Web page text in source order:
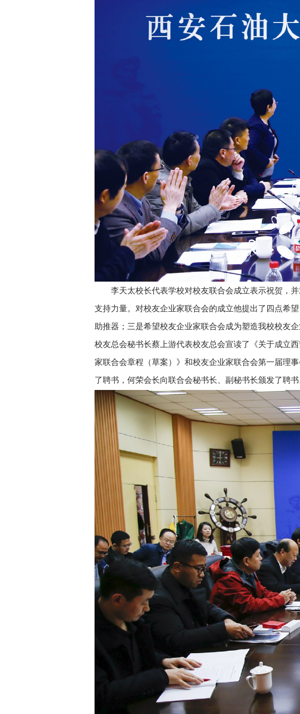
李天太校长代表学校对校友联合会成立表示祝贺，并
支持力量。对校友企业家联合会的成立他提出了四点希
助推器；三是希望校友企业家联合会成为塑造我校校友
校友总会秘书长蔡上游代表校友总会宣读了《关于成立
家联合会章程（草案）》和校友企业家联合会第一届理
了聘书，何荣会长向联合会秘书长、副秘书长颁发了聘书